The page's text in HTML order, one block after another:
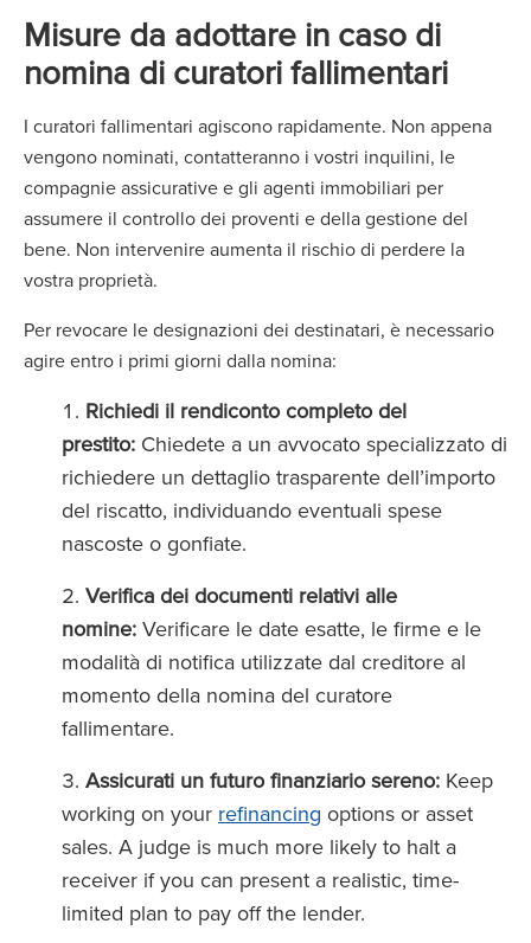
Misure da adottare in caso di
nomina di curatori fallimentari
I curatori fallimentari agiscono rapidamente. Non appena
vengono nominati, contatteranno i vostri inquilini, le
compagnie assicurative e gli agenti immobiliari per
assumere il controllo dei proventi e della gestione del
bene. Non intervenire aumenta il rischio di perdere la
vostra proprietà.
Per revocare le designazioni dei destinatari, è necessario
agire entro i primi giorni dalla nomina:
Richiedi il rendiconto completo del
prestito: Chiedete a un avvocato specializzato di
richiedere un dettaglio trasparente dell’importo
del riscatto, individuando eventuali spese
nascoste o gonfiate.
Verifica dei documenti relativi alle
nomine: Verificare le date esatte, le firme e le
modalità di notifica utilizzate dal creditore al
momento della nomina del curatore
fallimentare.
Assicurati un futuro finanziario sereno: Keep
working on your refinancing options or asset
sales. A judge is much more likely to halt a
receiver if you can present a realistic, time-
limited plan to pay off the lender.